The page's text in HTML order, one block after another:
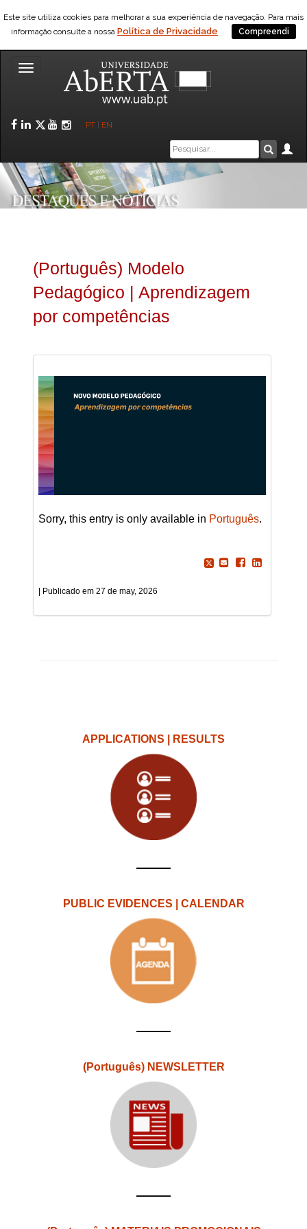
Este site utiliza cookies para melhorar a sua experiência de navegação. Para mais
informação consulte a nossa Política de Privacidade Compreendi
Toggle
Facebook
LinkedIn
Twitter
YouTube
Instagram
PT EN
Caixa
de
pesquisa
(Português) Modelo
Pedagógico | Aprendizagem
por competências
Sorry, this entry is only available in Português.
27 de may, 2026
APPLICATIONS | RESULTS
PUBLIC EVIDENCES | CALENDAR
(Português) NEWSLETTER